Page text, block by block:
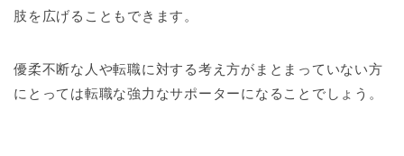
肢を広げることもできます。
優柔不断な人や転職に対する考え方がまとまっていない方
にとっては転職な強力なサポーターになることでしょう。